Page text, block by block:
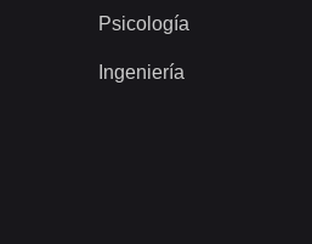
Psicología
Ingeniería